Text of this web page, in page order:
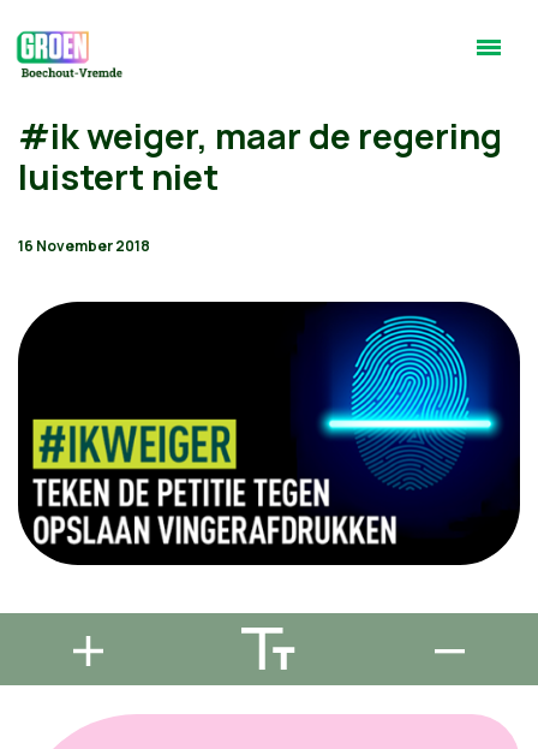
#ik weiger, maar de regering
luistert niet
16 November 2018